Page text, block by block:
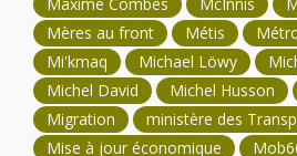
Mères au front
Métis
Mi'kmaq
Michael Löwy
Michel David
Michel Husson
Migration
ministère des
Mise à jour économique